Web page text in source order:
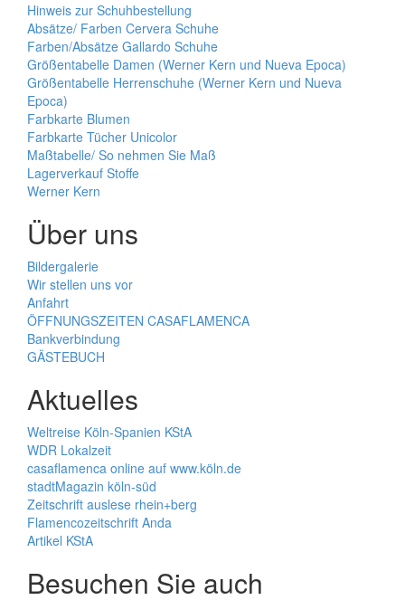
Hinweis zur Schuhbestellung
Absätze/ Farben Cervera Schuhe
Farben/Absätze Gallardo Schuhe
Größentabelle Damen (Werner Kern und Nueva Epoca)
Größentabelle Herrenschuhe (Werner Kern und Nueva
Epoca)
Farbkarte Blumen
Farbkarte Tücher Unicolor
Maßtabelle/ So nehmen Sie Maß
Lagerverkauf Stoffe
Werner Kern
Über uns
Bildergalerie
Wir stellen uns vor
Anfahrt
ÖFFNUNGSZEITEN CASAFLAMENCA
Bankverbindung
GÄSTEBUCH
Aktuelles
Weltreise Köln-Spanien KStA
WDR Lokalzeit
casaflamenca online auf www.köln.de
stadtMagazin köln-süd
Zeitschrift auslese rhein+berg
Flamencozeitschrift Anda
Artikel KStA
Besuchen Sie auch